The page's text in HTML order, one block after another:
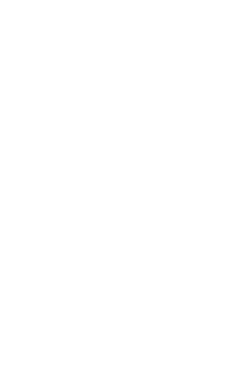
Taupe Haze
Grey